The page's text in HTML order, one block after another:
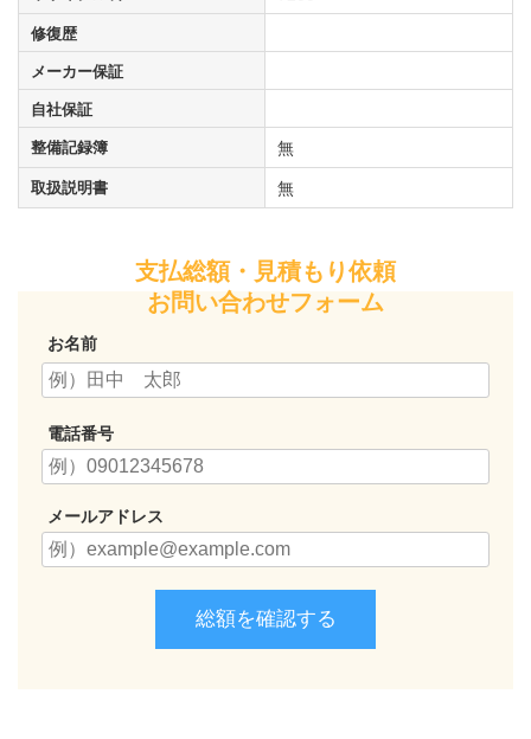
修復歴
メーカー保証
自社保証
整備記録簿 無
取扱説明書 無
支払総額・見積もり依頼
お問い合わせフォーム
お名前
電話番号
メールアドレス